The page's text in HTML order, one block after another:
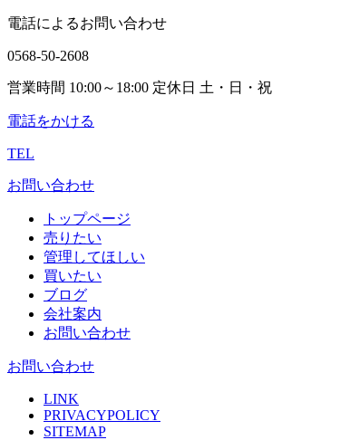
電話によるお問い合わせ
0568-50-2608
営業時間 10:00～18:00 定休日 土・日・祝
電話をかける
TEL
お問い合わせ
トップページ
売りたい
管理してほしい
買いたい
ブログ
会社案内
お問い合わせ
お問い合わせ
LINK
PRIVACYPOLICY
SITEMAP